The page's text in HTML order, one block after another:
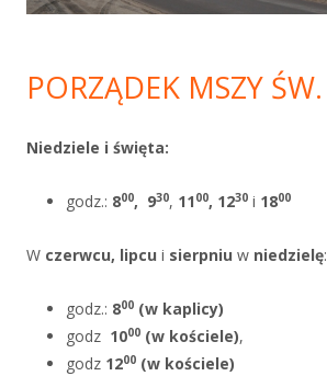
PORZĄDEK MSZY ŚW.
Niedziele i święta:
godz.: 800, 930, 11 00, 1230 i 1800
W czerwcu, lipcu i sierpniu w niedzielę:
godz.: 800 (w kaplicy)
godz 1000 (w kościele),
godz 1200 (w kościele)